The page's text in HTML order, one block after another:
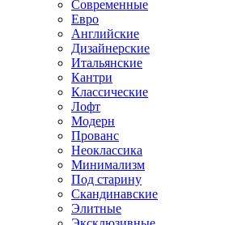
Современные
Евро
Английские
Дизайнерские
Итальянские
Кантри
Классические
Лофт
Модерн
Прованс
Неоклассика
Минимализм
Под старину
Скандинавские
Элитные